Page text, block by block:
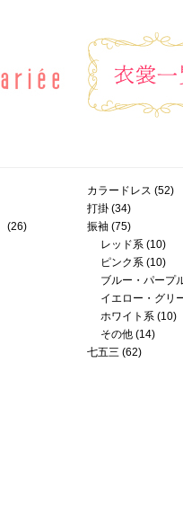
(26)
カラードレス (52)
打掛(34)
振袖(75)
レッド系(10)
ピンク系(10)
ブルー・パープ
イエロー・グリ
ホワイト系(10)
その他(14)
七五三 (62)